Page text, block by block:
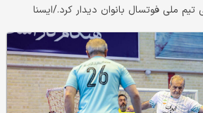
ملی فوتسال بانوان دیدار کرد./ایسنا